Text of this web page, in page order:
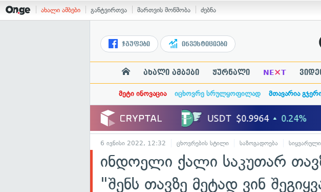
ახალი ამბები განტვირთვა მართვის მოწმობა ძებნა
ჯგუფები ინვესტიციები
ახალი ამბები ჟურნალი NE×T
მეტი ინოვაცია იცხოვრე სრულყოფილად მთავარია
6 ივნისი 2022, 12:32 ცხოვრების სტილი საზოგადოება
ინდოელი ქალი საკუთარ
"შენს თავზე მეტად ვინ